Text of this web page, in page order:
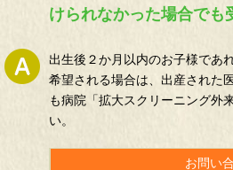
けられなかった場合でも
出生後２か月以内のお子様であ
希望される場合は、出産された
も病院「拡大スクリーニング外
い。